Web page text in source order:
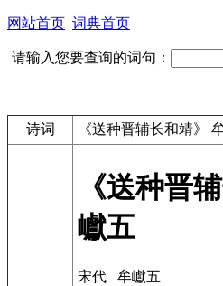
网站首页 词典首页
请输入您要查询的词句：
诗词 《送种晋辅长和靖》
《送种晋
巘五
宋代 牟巘五